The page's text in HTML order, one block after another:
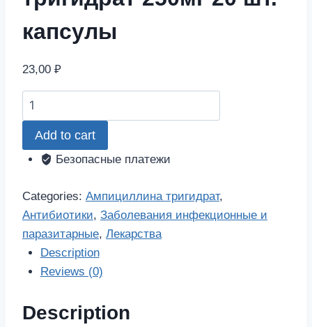
капсулы
23,00 ₽
Ампициллина
тригидрат
250мг
20
капсулы
quantity
Add to cart
Безопасные платежи
Categories: Ампициллина тригидрат,
Антибиотики, Заболевания инфекционные и
паразитарные, Лекарства
Description
Reviews (0)
Description